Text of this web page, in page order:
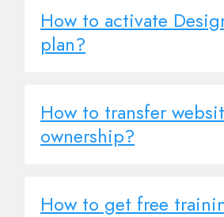
How to activate
plan?
How to transfer
ownership?
How to get free